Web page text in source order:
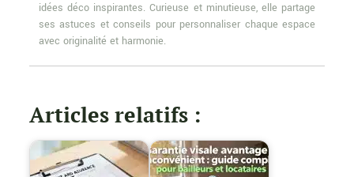
idées déco inspirantes. Curieuse et minutieuse, elle partage
ses astuces et conseils pour personnaliser chaque espace
avec originalité et harmonie.
Articles relatifs :